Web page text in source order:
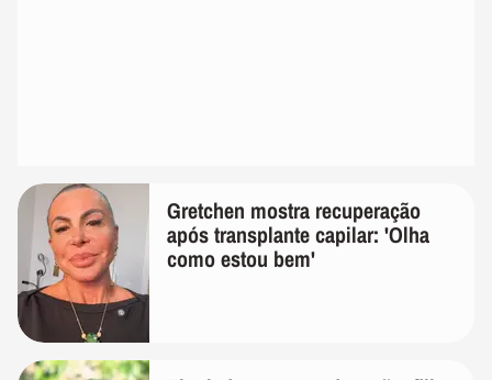
Gretchen mostra recuperação
após transplante capilar: 'Olha
como estou bem'